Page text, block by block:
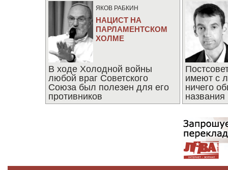
ЯКОВ РАБКИН
НАЦИСТ НА
ПАРЛАМЕНТСКОМ
ХОЛМЕ
В ходе Холодной войны
любой враг Советского
Союза был полезен для его
противников
имеют с
ничего
названия